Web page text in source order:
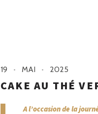
19 MAI 2025
CAKE AU THÉ
A l’occasion de la